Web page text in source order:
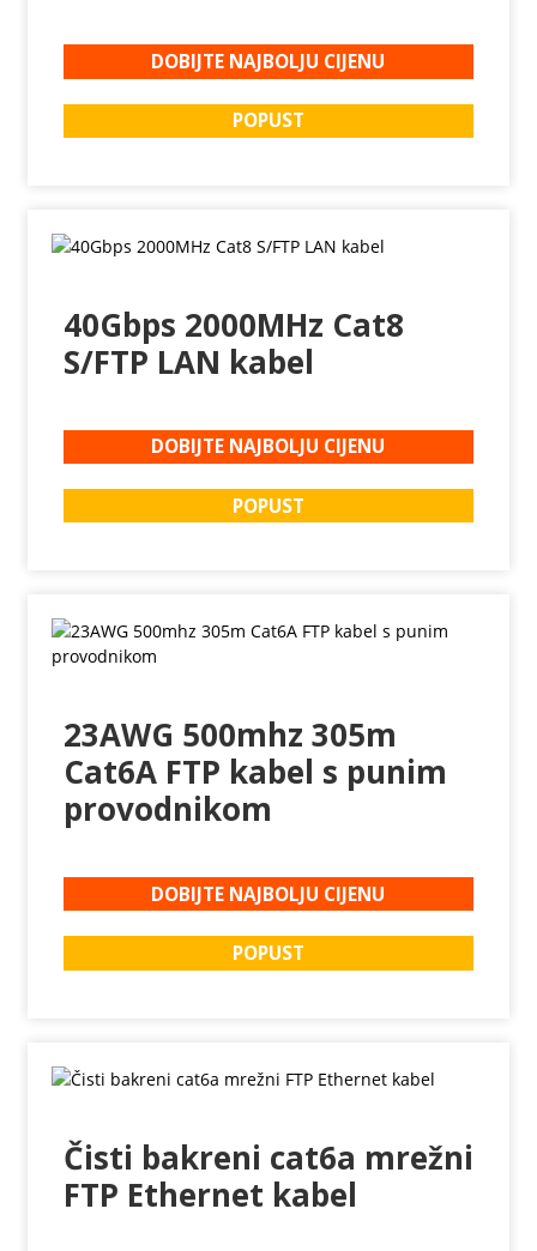
DOBIJTE NAJBOLJU CIJENU
POPUST
40Gbps 2000MHz Cat8
S/FTP LAN kabel
DOBIJTE NAJBOLJU CIJENU
POPUST
23AWG 500mhz 305m
Cat6A FTP kabel s punim
provodnikom
DOBIJTE NAJBOLJU CIJENU
POPUST
Čisti bakreni cat6a mrežni
FTP Ethernet kabel